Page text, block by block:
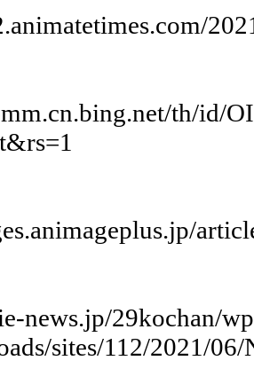
th/id/
news.jp/29kochan/
sites/112/2021/